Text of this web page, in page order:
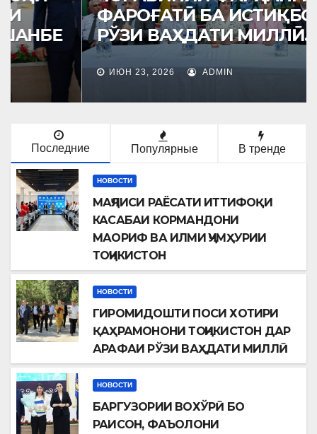
ФАРОҒАТӢ БА ИСТИҚБОЛИ
РЎЗИ ВАҲДАТИ МИЛЛӢ.
ИЮН 23, 2026 ADMIN
Последние Популярные В тренде
НОВОСТИ
МАҶЛИСИ РАЁСАТИ ИТТИФОҚИ
КАСАБАИ КОРМАНДОНИ
МАОРИФ ВА ИЛМИ ҶУМҲУРИИ
ТОҶИКИСТОН
НОВОСТИ
ГИРОМИДОШТИ ПОСИ ХОТИРИ
ҚАҲРАМОНОНИ ТОҶИКИСТОН ДАР
АРАФАИ РЎЗИ ВАҲДАТИ МИЛЛӢ
НОВОСТИ
БАРГУЗОРИИ ВОХЎРӢ БО
РАИСОН, ФАЪОЛОНИ